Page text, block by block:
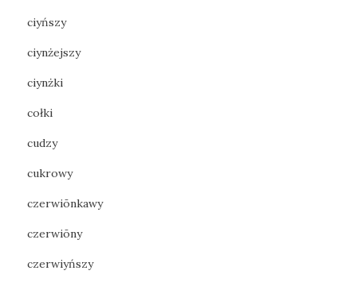
ciyńszy
ciynżejszy
ciynżki
cołki
cudzy
cukrowy
czerwiōnkawy
czerwiōny
czerwiyńszy